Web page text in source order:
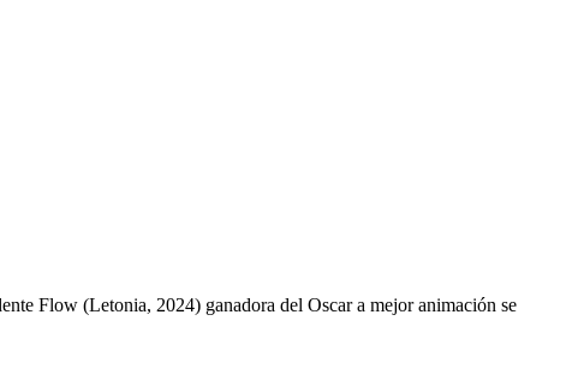
Flow (Letonia, 2024) ganadora del Oscar a mejor animación se